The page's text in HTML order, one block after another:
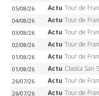
05/08/26 Actu Tour de France Femmes 2026,
04/08/26 Actu Tour de France Femmes
03/08/26 Actu Tour de France Femmes 2026,
02/08/26 Actu Tour de France Femmes 2026,
01/08/26 Actu Tour de France Femmes 2026,
01/08/26 Actu Clasica San Sebastian
26/07/26 Actu Tour de France 2026 – Van
26/07/26 Actu Tour de France 2026 – Étape 21 :